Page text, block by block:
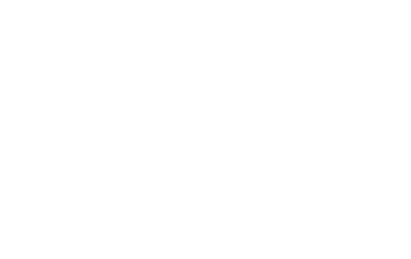
Flores" por Rafa García
de Sow
Rodri agita el mercado